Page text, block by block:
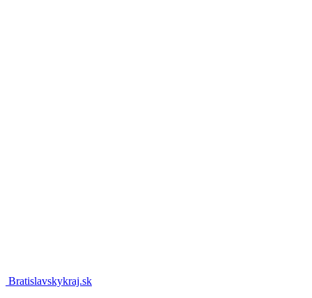
Bratislavskykraj.sk